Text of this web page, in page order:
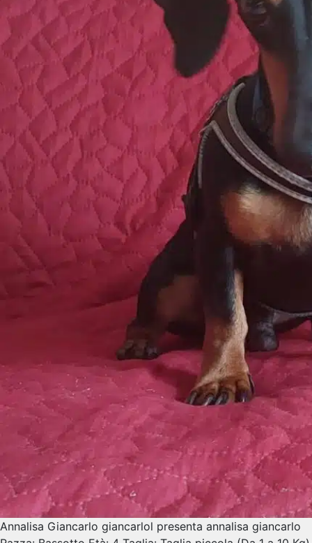
Annalisa Giancarlo giancarlol presenta annalisa giancarlo